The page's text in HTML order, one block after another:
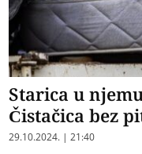
Starica u
Čistačica bez
29.10.2024. | 21:40